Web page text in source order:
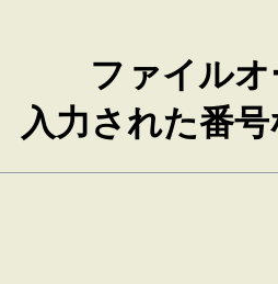
ファイル
入力された番